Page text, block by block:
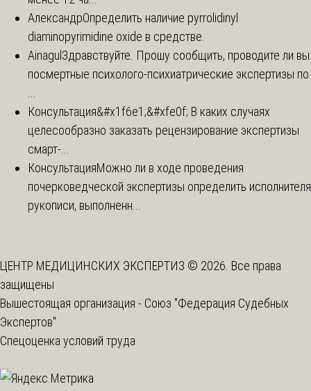
АлександрОпределить наличие pyrrolidinyl
diaminopyrimidine oxide в средстве.
Ainagul Здравствуйте. Прошу сообщить, проводите ли вы
посмертные психолого-психиатрические экспертизы по
Консультация&#x1f6e1;&#xfe0f; В каких случаях
целесообразно заказать рецензирование экспертизы
смарт-...
КонсультацияМожно ли в ходе проведения
почерковедческой экспертизы определить исполнителя
рукописи, выполненн...
ЦЕНТР МЕДИЦИНСКИХ ЭКСПЕРТИЗ © 2026. Все права
защищены
Вышестоящая организация - Союз "Федерация Судебных
Экспертов"
Спецоценка условий труда